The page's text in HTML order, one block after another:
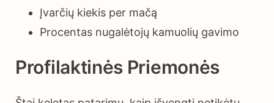
Įvarčių kiekis per mačą
Procentas nugalėtojų kamuolių gavimo
Profilaktinės Priemonės